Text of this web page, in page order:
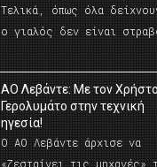
Τελικά, όπως όλα
ο γιαλός δεν είναι
ΑΟ Λεβάντε: Με τον Χρήστο
Γερολυμάτο στην τεχνική
ηγεσία!
Ο ΑΟ Λεβάντε άρχισε να
«ζεσταίνει τις μηχανές»